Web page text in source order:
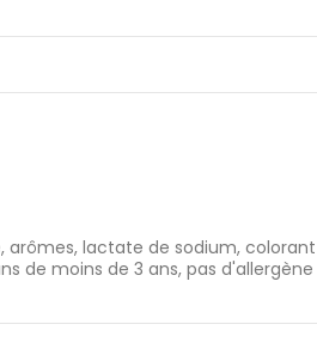
lactate de sodium,
de moins de 3 ans, pas d'allergène